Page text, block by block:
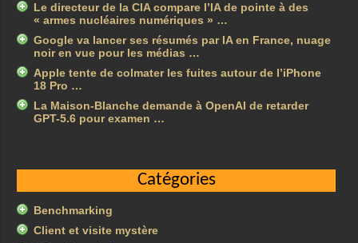
Le directeur de la CIA compare l’IA de pointe à des
« armes nucléaires numériques » …
Google va lancer ses résumés par IA en France, nuage
noir en vue pour les médias …
Apple tente de colmater les fuites autour de l’iPhone
18 Pro …
La Maison-Blanche demande à OpenAI de retarder
GPT-5.6 pour examen …
Catégories
Benchmarking
Client et visite mystère